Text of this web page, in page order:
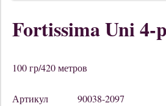
Fortissima Uni 4-
100 гр/420 метров
Артикул 90038-2097